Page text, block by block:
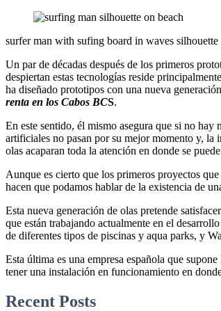
surfer man with sufing board in waves silhouette
Un par de décadas después de los primeros
despiertan estas tecnologías reside
ha diseñado prototipos con una nueva
renta en los Cabos BCS.
En este sentido, él mismo asegura que si no hay
artificiales no pasan por su mejor momento y, la
olas acaparan toda la atención en donde se
Aunque es cierto que los primeros proyectos
hacen que podamos hablar de la existencia de
Esta nueva generación de olas pretende
que están trabajando actualmente en el
de diferentes tipos de piscinas y aqua parks, y
Esta última es una empresa española que
tener una instalación en funcionamiento en
Recent Posts